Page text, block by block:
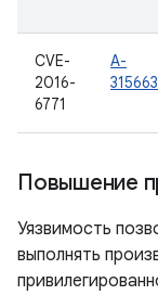
CVE-
2016-
6771
A-
Повышение
Уязвимость
выполнять